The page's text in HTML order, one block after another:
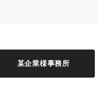
某企業様事務所